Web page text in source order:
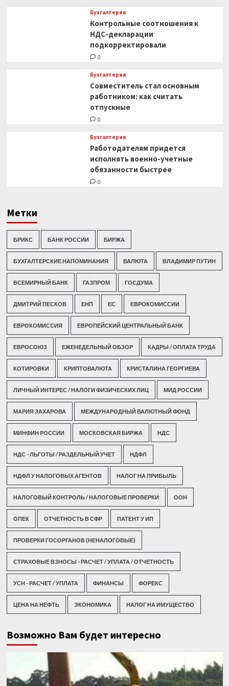
Бухгалтерия
Контрольные соотношения к
НДС-декларации
подкорректировали
0
Бухгалтерия
Совместитель стал основным
работником: как считать
отпускные
0
Бухгалтерия
Работодателям придется
исполнять военно-учетные
обязанности быстрее
0
Метки
БРИКС БАНК РОССИИ БИРЖА
БУХГАЛТЕРСКИЕ НАПОМИНАНИЯ ВАЛЮТА ВЛАДИМИР ПУТИН
ВСЕМИРНЫЙ БАНК ГАЗПРОМ ГОСДУМА
ДМИТРИЙ ПЕСКОВ ЕНП ЕС ЕВРОКОМИССИИ
ЕВРОКОМИССИЯ ЕВРОПЕЙСКИЙ ЦЕНТРАЛЬНЫЙ БАНК
ЕВРОСОЮЗ ЕЖЕНЕДЕЛЬНЫЙ ОБЗОР КАДРЫ / ОПЛАТА ТРУДА
КОТИРОВКИ КРИПТОВАЛЮТА КРИСТАЛИНА ГЕОРГИЕВА
ЛИЧНЫЙ ИНТЕРЕС / НАЛОГИ ФИЗИЧЕСКИХ ЛИЦ МИД РОССИИ
МАРИЯ ЗАХАРОВА МЕЖДУНАРОДНЫЙ ВАЛЮТНЫЙ ФОНД
МИНФИН РОССИИ МОСКОВСКАЯ БИРЖА НДС
НДС - ЛЬГОТЫ / РАЗДЕЛЬНЫЙ УЧЕТ НДФЛ
НДФЛ У НАЛОГОВЫХ АГЕНТОВ НАЛОГ НА ПРИБЫЛЬ
НАЛОГОВЫЙ КОНТРОЛЬ / НАЛОГОВЫЕ ПРОВЕРКИ ООН
ОПЕК ОТЧЕТНОСТЬ В СФР ПАТЕНТ У ИП
ПРОВЕРКИ ГОСОРГАНОВ (НЕНАЛОГОВЫЕ)
СТРАХОВЫЕ ВЗНОСЫ - РАСЧЕТ / УПЛАТА / ОТЧЕТНОСТЬ
УСН - РАСЧЕТ / УПЛАТА ФИНАНСЫ ФОРЕКС
ЦЕНА НА НЕФТЬ ЭКОНОМИКА НАЛОГ НА ИМУЩЕСТВО
Возможно Вам будет интересно